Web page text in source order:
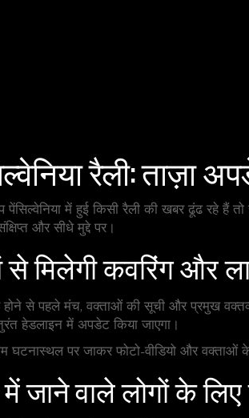
रैली: ताज़ा
में हुई किसी रैली की खबर ढूंढ रहे हैं
और सीधे मुद्दे पर।
से मिलेगी कवरिंग और
से पहले मंच, वक्ताओं की सूची और प्रमुख
हेडलाइन में अपडेट किया जाएगा।
घटनास्थल पर जाकर फोटो-वीडियो और
जाने वाले लोगों के